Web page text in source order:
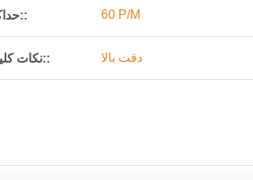
حداکثر سرعت:: 60 P/M
نکات کلیدی فروش:: دقت بالا